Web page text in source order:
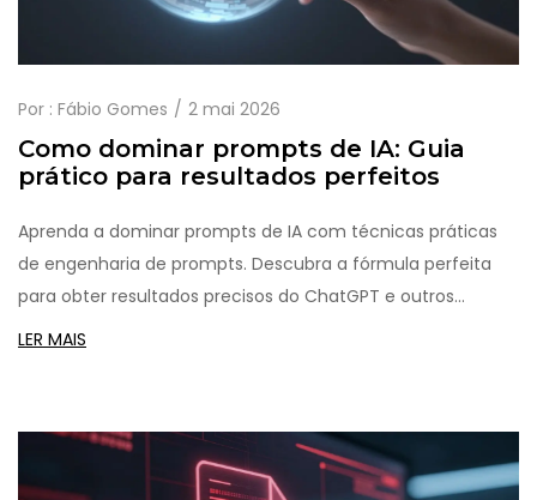
Por : Fábio Gomes 2 mai 2026
Como dominar prompts de IA: Guia
prático para resultados perfeitos
Aprenda a dominar prompts de IA com técnicas práticas
de engenharia de prompts. Descubra a fórmula perfeita
para obter resultados precisos do ChatGPT e outros
modelos.
LER MAIS